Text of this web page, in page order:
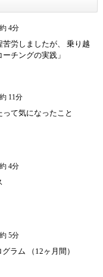
4分
労しましたが、 乗り越
チングの実践」
11分
て気になったこと
4分
5分
ラム （12ヶ月間）